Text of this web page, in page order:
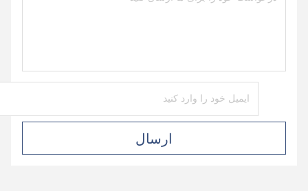
ارسال